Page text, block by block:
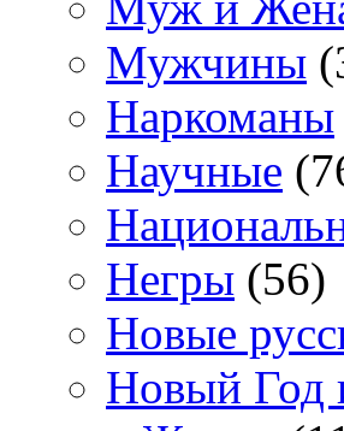
Мужчины
Наркоманы
Научные
Негры (56)
Новые
Новый Год